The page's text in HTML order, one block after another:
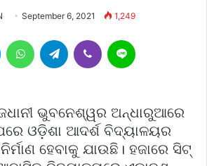
September 6, 2021 1,249
MessengerWhatsAppTelegram Viber
ଭୁବନେଶ୍ୱର ଅନ୍ଧାରୁଆରେ
ଓଡ଼ିଶା ଆଦର୍ଶ ବିଦ୍ୟାଳୟର
ହେବାକୁ ଯାଉଛି। ହଜାରେ ସିଟ୍